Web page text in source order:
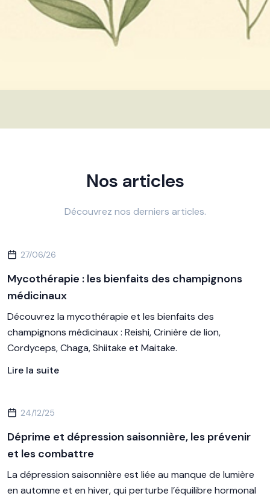
Nos articles
Découvrez nos derniers articles.
27/06/26
Mycothérapie : les bienfaits des champignons
médicinaux
Découvrez la mycothérapie et les bienfaits des
champignons médicinaux : Reishi, Crinière de lion,
Cordyceps, Chaga, Shiitake et Maitake.
Lire la suite
24/12/25
Déprime et dépression saisonnière, les prévenir
et les combattre
La dépression saisonnière est liée au manque de lumière
en automne et en hiver, qui perturbe l’équilibre hormonal